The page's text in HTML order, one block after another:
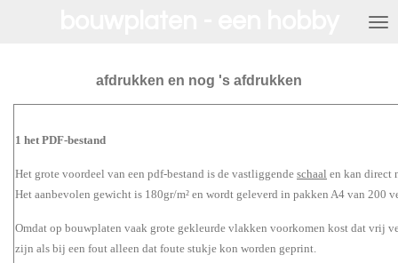
afdrukken en nog 's afdrukken
1 het PDF-bestand
Het grote voordeel van een pdf-bestand is de vastliggende schaal en kan direct
Het aanbevolen gewicht is 180gr/m² en wordt geleverd in pakken A4 van 200
Omdat op bouwplaten vaak grote gekleurde vlakken voorkomen kost dat vrij
zijn als bij een fout alleen dat foute stukje kon worden geprint.